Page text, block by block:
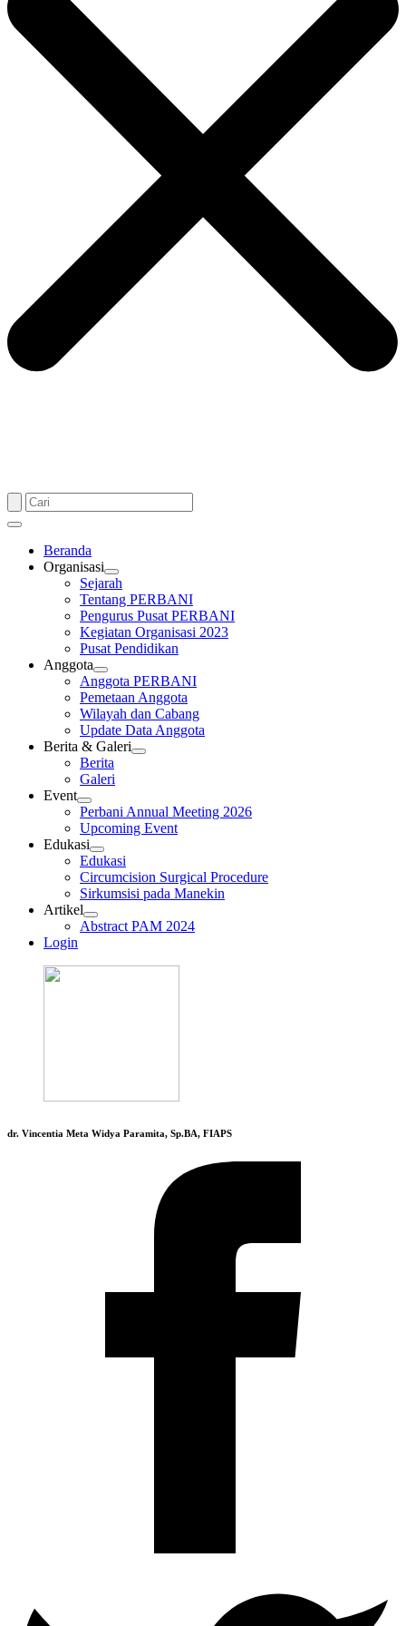
Beranda
Organisasi
Sejarah
Tentang PERBANI
Pengurus Pusat PERBANI
Kegiatan Organisasi 2023
Pusat Pendidikan
Anggota
Anggota PERBANI
Pemetaan Anggota
Wilayah dan Cabang
Update Data Anggota
Berita & Galeri
Berita
Galeri
Event
Perbani Annual Meeting 2026
Upcoming Event
Edukasi
Edukasi
Circumcision Surgical Procedure
Sirkumsisi pada Manekin
Artikel
Abstract PAM 2024
Login
dr. Vincentia Meta Widya Paramita, Sp.BA, FIAPS